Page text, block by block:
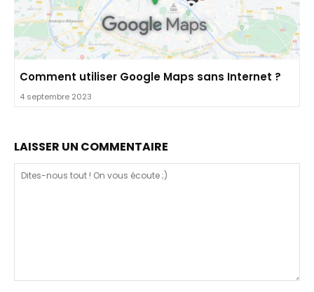
Comment utiliser Google Maps sans Internet ?
4 septembre 2023
LAISSER UN COMMENTAIRE